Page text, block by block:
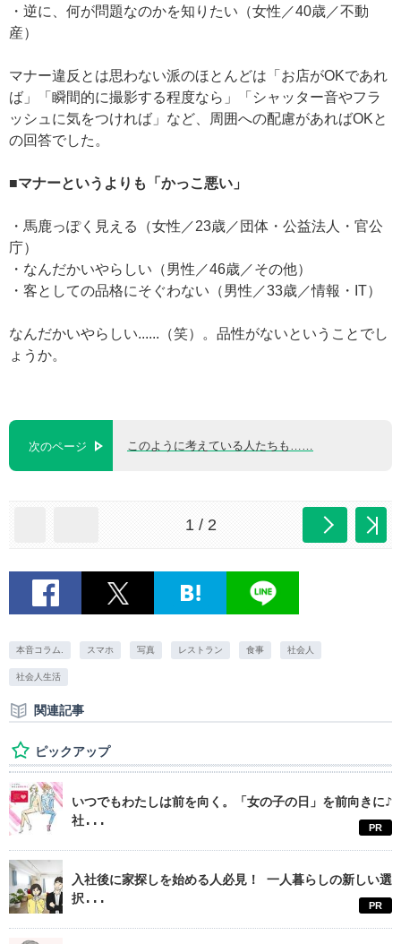
・逆に、何が問題なのかを知りたい（女性／40歳／不動
産）
マナー違反とは思わない派のほとんどは「お店がOKであれ
ば」「瞬間的に撮影する程度なら」「シャッター音やフラ
ッシュに気をつければ」など、周囲への配慮があればOKと
の回答でした。
■マナーというよりも「かっこ悪い」
・馬鹿っぽく見える（女性／23歳／団体・公益法人・官公
庁）
・なんだかいやらしい（男性／46歳／その他）
・客としての品格にそぐわない（男性／33歳／情報・IT）
なんだかいやらしい......（笑）。品性がないということでし
ょうか。
次のページ このように考えている人たちも……
1 / 2
本音コラム. スマホ 写真 レストラン 食事 社会人
社会人生活
関連記事
ピックアップ
いつでもわたしは前を向く。「女の子の日」を前向きに♪
社...
PR
入社後に家探しを始める人必見！ 一人暮らしの新しい選
択...
PR